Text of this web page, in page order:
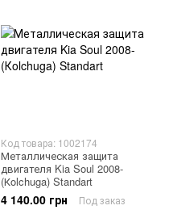
Код товара: 1002174
Металлическая защита
двигателя Kia Soul 2008-
(Кolchuga) Standart
4 140.00 грн Под заказ